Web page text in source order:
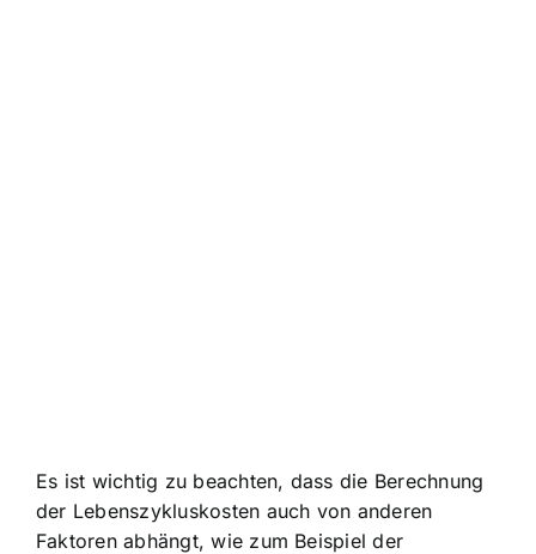
Es ist wichtig zu beachten, dass die Berechnung
der Lebenszykluskosten auch von anderen
Faktoren abhängt, wie zum Beispiel der